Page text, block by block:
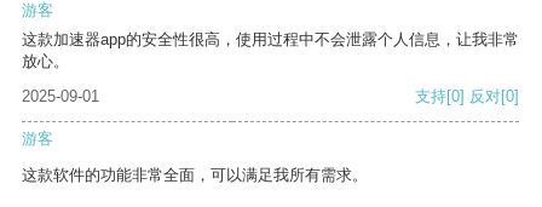
游客
这款加速器app的安全性很高，使用过程中不会泄露个人信息，让我非常
放心。
2025-09-01
支持[0] 反对[0]
游客
这款软件的功能非常全面，可以满足我所有需求。